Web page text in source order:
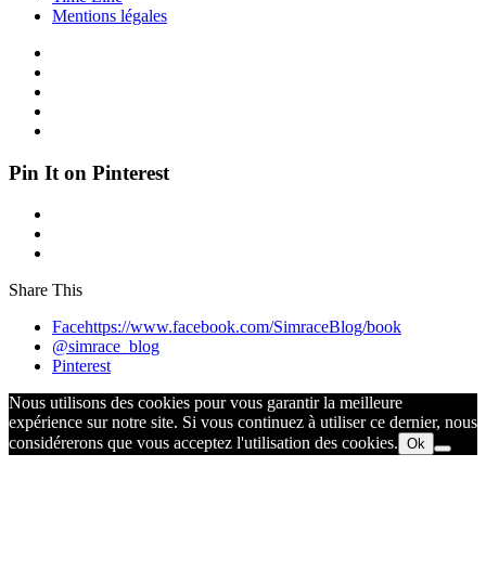
Mentions légales
Pin It on Pinterest
Share This
Facehttps://www.facebook.com/SimraceBlog/book
@simrace_blog
Pinterest
Nous utilisons des cookies pour vous garantir la meilleure
expérience sur notre site. Si vous continuez à utiliser ce dernier, nous
considérerons que vous acceptez l'utilisation des cookies. Ok